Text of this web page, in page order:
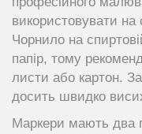
використовувати на
Чорнило на
папір, тому
листи або картон.
досить швидко
Маркери мають два